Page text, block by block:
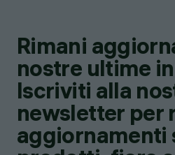
Rimani
nostre ultime
Iscriviti alla
newsletter per
aggiornamenti